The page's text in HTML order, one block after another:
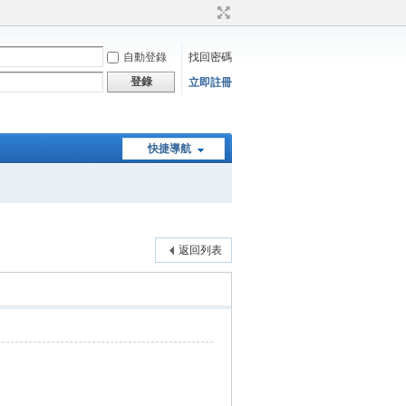
自動登錄
找回密碼
登錄
立即註冊
快捷導航
返回列表